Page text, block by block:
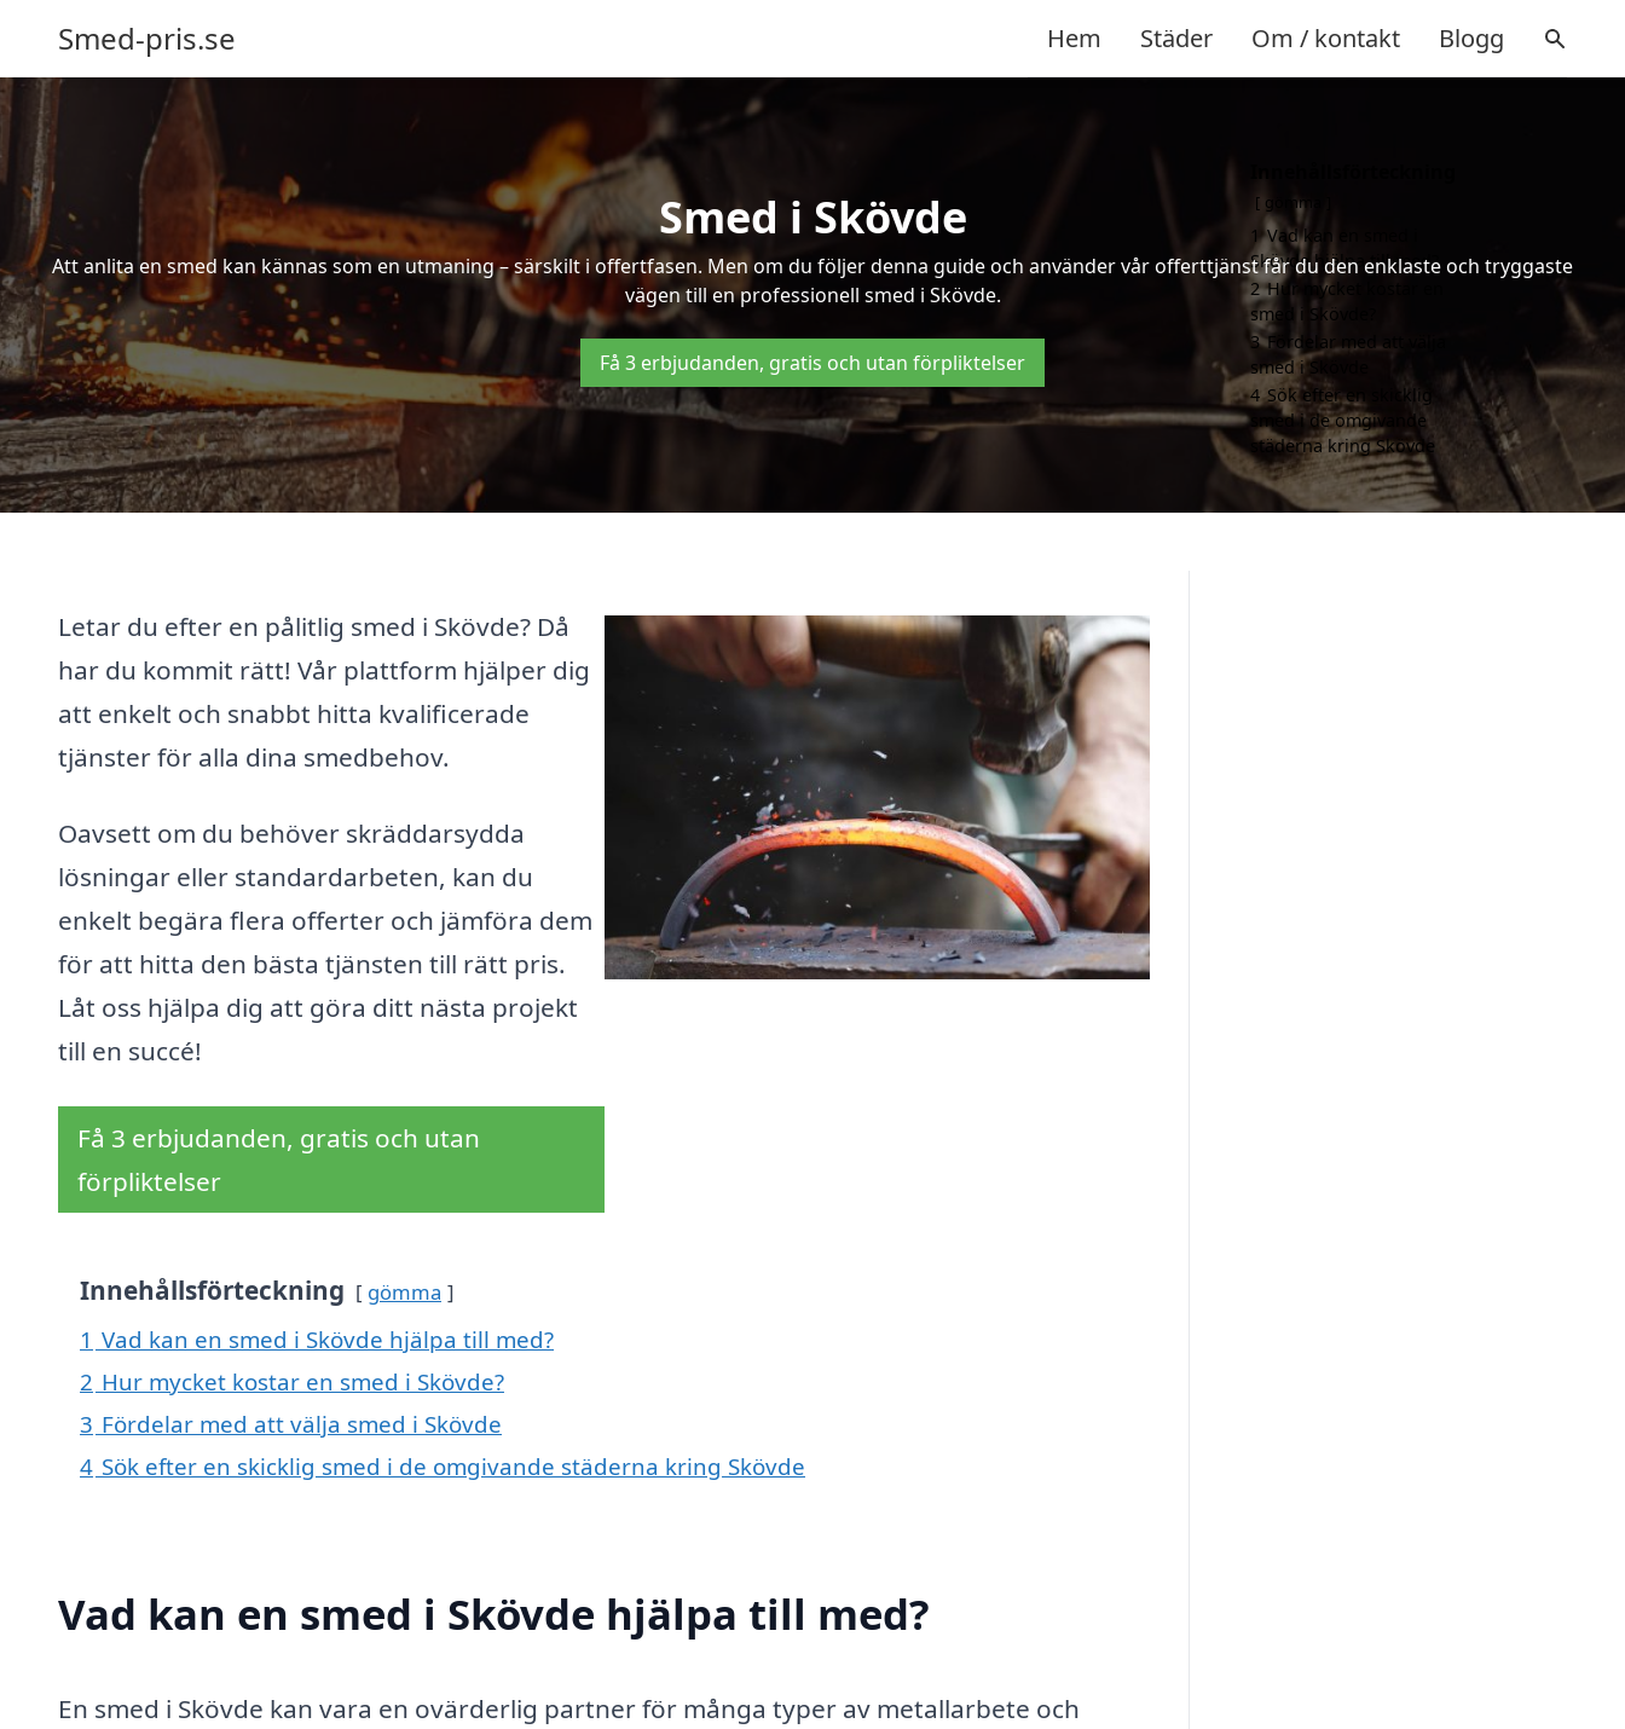
Smed-pris.se Hem Städer Om / kontakt Blogg
Smed i Skövde
Att anlita en smed kan kännas som en utmaning – särskilt i offertfasen. Men om du följer denna guide och använder vår offerttjänst får du den enklaste och tryggaste
vägen till en professionell smed i Skövde.
Få 3 erbjudanden, gratis och utan förpliktelser
Letar du efter en pålitlig smed i Skövde? Då
har du kommit rätt! Vår plattform hjälper dig
att enkelt och snabbt hitta kvalificerade
tjänster för alla dina smedbehov.
Oavsett om du behöver skräddarsydda
lösningar eller standardarbeten, kan du
enkelt begära flera offerter och jämföra dem
för att hitta den bästa tjänsten till rätt pris.
Låt oss hjälpa dig att göra ditt nästa projekt
till en succé!
Få 3 erbjudanden, gratis och utan
förpliktelser
Innehållsförteckning gömma
1 Vad kan en smed i Skövde hjälpa till med?
2 Hur mycket kostar en smed i Skövde?
3 Fördelar med att välja smed i Skövde
4 Sök efter en skicklig smed i de omgivande städerna kring Skövde
Vad kan en smed i Skövde hjälpa till med?
En smed i Skövde kan vara en ovärderlig partner för många typer av metallarbete och
gömma
1 Vad kan en smed i
Skövde hjälpa till med?
2 Hur mycket kostar en
smed i Skövde?
3 Fördelar med att välja
smed i Skövde
4 Sök efter en skicklig
smed i de omgivande
städerna kring Skövde